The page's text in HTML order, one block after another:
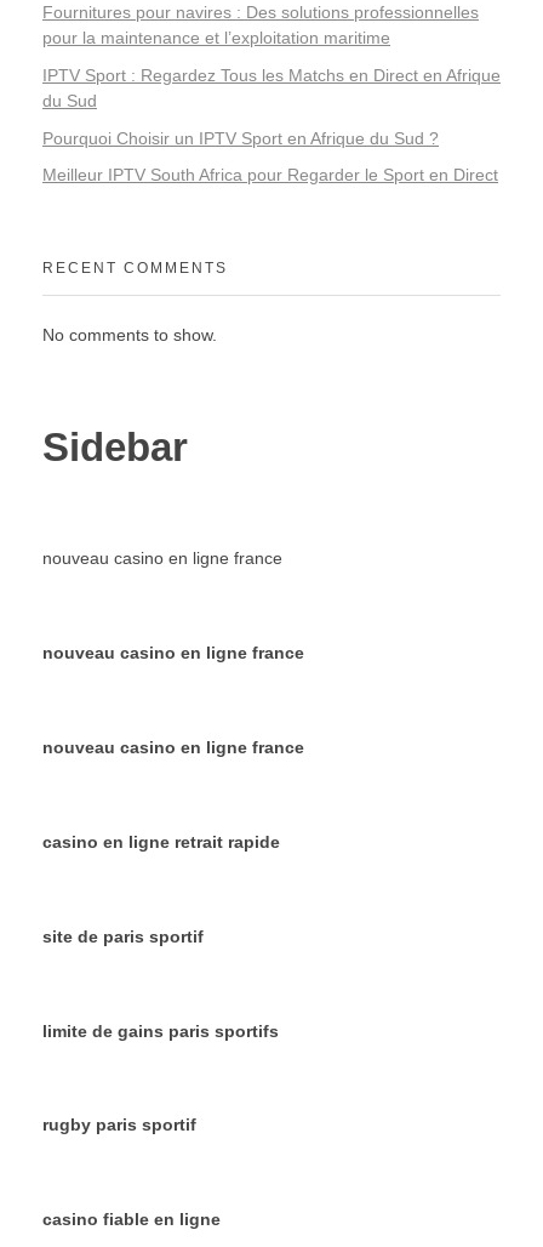
Fournitures pour navires : Des solutions professionnelles
pour la maintenance et l’exploitation maritime
IPTV Sport : Regardez Tous les Matchs en Direct en Afrique
du Sud
Pourquoi Choisir un IPTV Sport en Afrique du Sud ?
Meilleur IPTV South Africa pour Regarder le Sport en Direct
RECENT COMMENTS
No comments to show.
Sidebar
nouveau casino en ligne france
nouveau casino en ligne france
nouveau casino en ligne france
casino en ligne retrait rapide
site de paris sportif
limite de gains paris sportifs
rugby paris sportif
casino fiable en ligne